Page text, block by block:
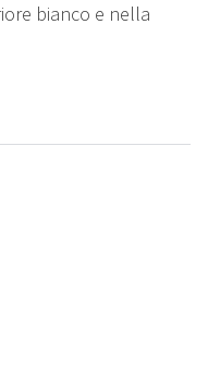
bianco e nella